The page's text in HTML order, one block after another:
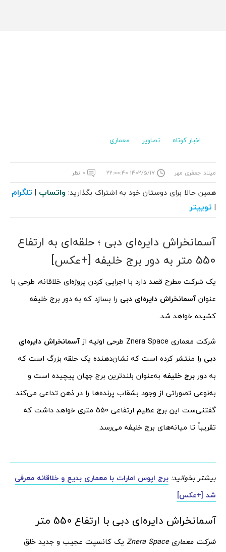
اخبار کوتاه تصاویر معماری
میلاد جعفری مهر ۱۴۰۲/۵/۱۷ ۲۲:۰۰:۴۰ ۰ نظر
همین حالا برای دوستان خود به اشتراک بگذارید: واتساپ | تلگرام
| توییتر
آسمانخراش دایره‌ای دبی ؛ حلقه‌ای به ارتفاع
550 متر به دور برج خلیفه [+عکس]
یک شرکت مطرح قصد دارد با اجرایی کردن پروژه‌ای خلاقانه، طرحی با
عنوانآسمانخراش دایره‌ای دبی را بسازد که به دور برج خلیفه
کشیده خواهد شد.
شرکت معماری Znera Space طرحی اولیه از
آسمانخراش دایره‌ای
دبی را منتشر کرده است که نشان‌دهنده یک حلقه بزرگ است که
به دور برج خلیفه به‌عنوان بلندترین برج جهان پیچیده است و
به‌نوعی تصوراتی از وجود بشقاب پرنده‌ها را در ذهن تداعی می‌کند.
گفتنی‌ست این برج عظیم ارتفاعی 550 متری خواهد داشت که
تقریباً تا میانه‌های برج خلیفه می‌رسد.
بیشتر بخوانید: برج اپوس امارات با معماری بدیع و خلاقانه معرفی
شد [+عکس]
آسمانخراش دایره‌ای دبی با ارتفاع 550 متر
شرکت معماری Znera Space
یک کانسپت عجیب و جدید خلق